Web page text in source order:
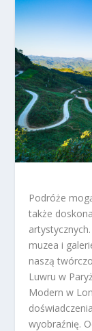
Podróże
także
muzea i
naszą
Luwru w
Modern w
wyobraźnię.